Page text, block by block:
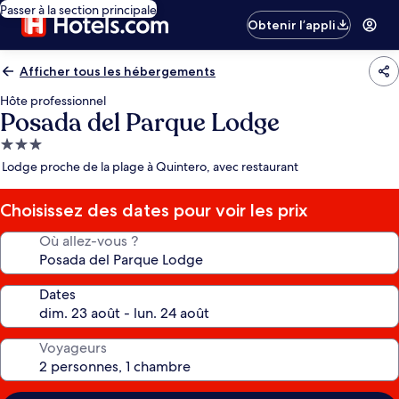
Passer à la section principale
Obtenir l’appli
Afficher tous les hébergements
Hôte professionnel
Posada del Parque Lodge
Hébergement
3.0 étoiles
Lodge proche de la plage à Quintero, avec restaurant
Choisissez des dates pour voir les prix
Où allez-vous ?
Dates
Voyageurs